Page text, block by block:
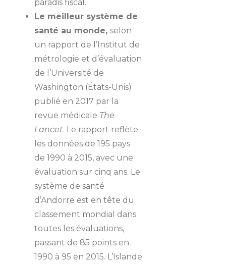
paradis fiscal.
Le meilleur système de
santé au monde, selon
un rapport de l’Institut de
métrologie et d’évaluation
de l’Université de
Washington (États-Unis)
publié en 2017 par la
revue médicale The
Lancet. Le rapport reflète
les données de 195 pays
de 1990 à 2015, avec une
évaluation sur cinq ans. Le
système de santé
d’Andorre est en tête du
classement mondial dans
toutes les évaluations,
passant de 85 points en
1990 à 95 en 2015. L’Islande